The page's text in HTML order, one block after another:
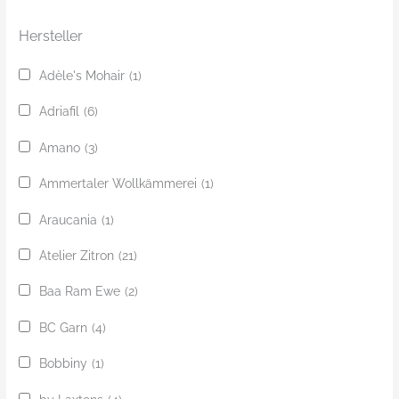
Hersteller
Adèle's Mohair (1)
Adriafil (6)
Amano (3)
Ammertaler Wollkämmerei (1)
Araucania (1)
Atelier Zitron (21)
Baa Ram Ewe (2)
BC Garn (4)
Bobbiny (1)